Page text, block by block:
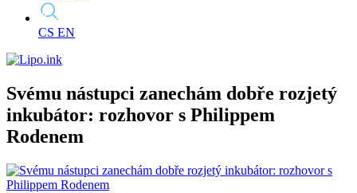
CS EN
Svému nástupci zanechám dobře rozjetý
inkubátor: rozhovor s Philippem
Rodenem